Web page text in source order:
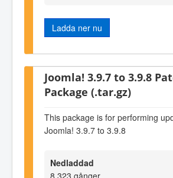
Ladda ner nu
Joomla! 3.9.7 to 3.9.8
Package (.tar.gz)
This package is for performing
Joomla! 3.9.7 to 3.9.8
Nedladdad
8.323 gånger